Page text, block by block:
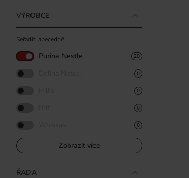
VÝROBCE
Seřadit: abecedně
Purina Nestle 20
0
0
0
0
Zobrazit více
ŘADA